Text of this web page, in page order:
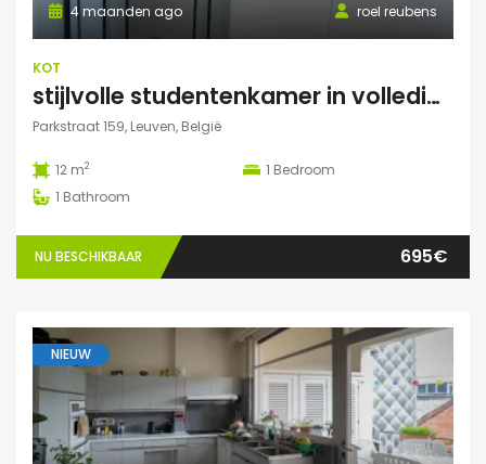
roel reubens
4 maanden ago
KOT
stijlvolle studentenkamer in volledig gerenoveerd studentenhuis
Parkstraat 159, Leuven, België
12 m2 1 Bedroom
1 Bathroom
NU BESCHIKBAAR 695€
NIEUW